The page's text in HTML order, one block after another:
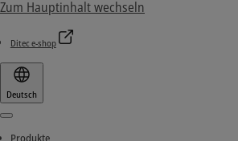
Zum Hauptinhalt wechseln
Ditec e-shop
Deutsch
Menu
Produkte